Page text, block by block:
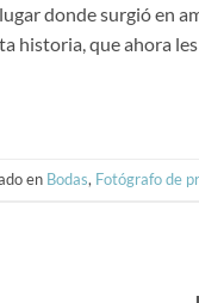
donde surgió en
historia, que ahora
en Bodas, Fotógrafo de